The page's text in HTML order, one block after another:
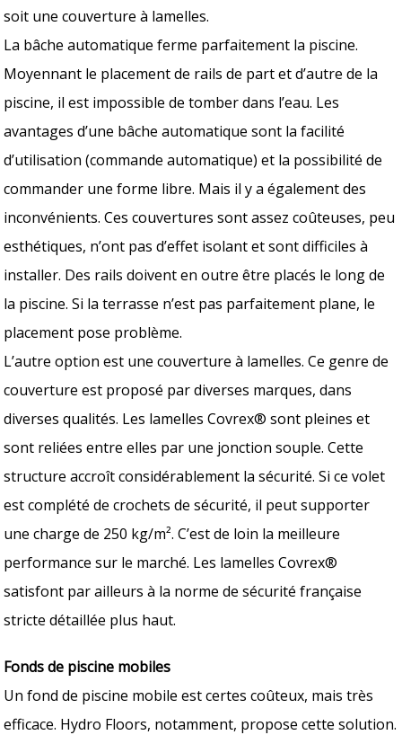
soit une couverture à lamelles.
La bâche automatique ferme parfaitement la piscine.
Moyennant le placement de rails de part et d’autre de la
piscine, il est impossible de tomber dans l’eau. Les
avantages d’une bâche automatique sont la facilité
d’utilisation (commande automatique) et la possibilité de
commander une forme libre. Mais il y a également des
inconvénients. Ces couvertures sont assez coûteuses, peu
esthétiques, n’ont pas d’effet isolant et sont difficiles à
installer. Des rails doivent en outre être placés le long de
la piscine. Si la terrasse n’est pas parfaitement plane, le
placement pose problème.
L’autre option est une couverture à lamelles. Ce genre de
couverture est proposé par diverses marques, dans
diverses qualités. Les lamelles Covrex® sont pleines et
sont reliées entre elles par une jonction souple. Cette
structure accroît considérablement la sécurité. Si ce volet
est complété de crochets de sécurité, il peut supporter
une charge de 250 kg/m². C’est de loin la meilleure
performance sur le marché. Les lamelles Covrex®
satisfont par ailleurs à la norme de sécurité française
stricte détaillée plus haut.
Fonds de piscine mobiles
Un fond de piscine mobile est certes coûteux, mais très
efficace. Hydro Floors, notamment, propose cette solution.